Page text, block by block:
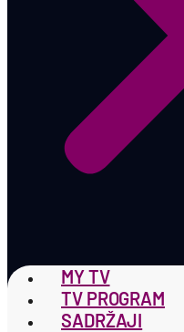
MY TV
TV PROGRAM
SADRŽAJI